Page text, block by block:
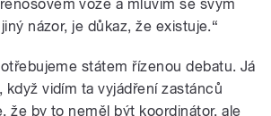
voze a mluvím se svým
názor, je důkaz, že existuje.“
státem řízenou debatu. Já
když vidím ta vyjádření zastánců
že by to neměl být koordinátor, ale